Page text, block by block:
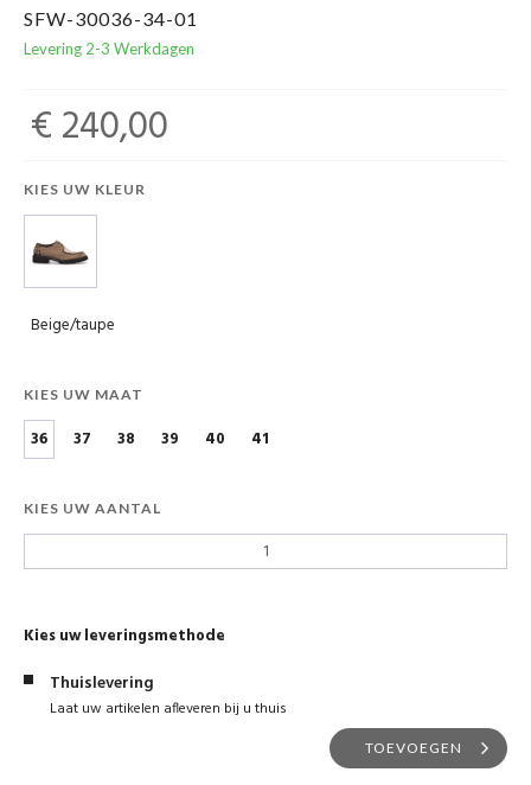
SFW-30036-34-01
Levering 2-3 Werkdagen
€ 240,00
KIES UW KLEUR
Beige/taupe
KIES UW MAAT
36 37 38 39 40 41
KIES UW AANTAL
Kies uw leveringsmethode
Thuislevering
Laat uw artikelen afleveren bij u thuis
TOEVOEGEN